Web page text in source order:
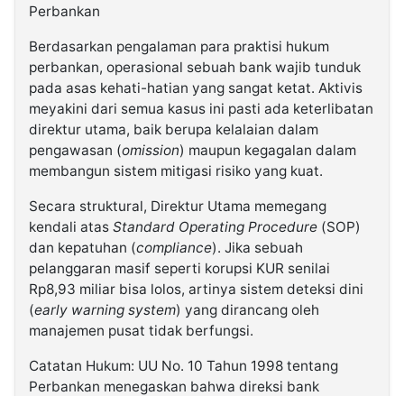
Perbankan
Berdasarkan pengalaman para praktisi hukum
perbankan, operasional sebuah bank wajib tunduk
pada asas kehati-hatian yang sangat ketat. Aktivis
meyakini dari semua kasus ini pasti ada keterlibatan
direktur utama, baik berupa kelalaian dalam
pengawasan (omission) maupun kegagalan dalam
membangun sistem mitigasi risiko yang kuat.
Secara struktural, Direktur Utama memegang
kendali atas Standard Operating Procedure (SOP)
dan kepatuhan (compliance). Jika sebuah
pelanggaran masif seperti korupsi KUR senilai
Rp8,93 miliar bisa lolos, artinya sistem deteksi dini
(early warning system) yang dirancang oleh
manajemen pusat tidak berfungsi.
Catatan Hukum: UU No. 10 Tahun 1998 tentang
Perbankan menegaskan bahwa direksi bank